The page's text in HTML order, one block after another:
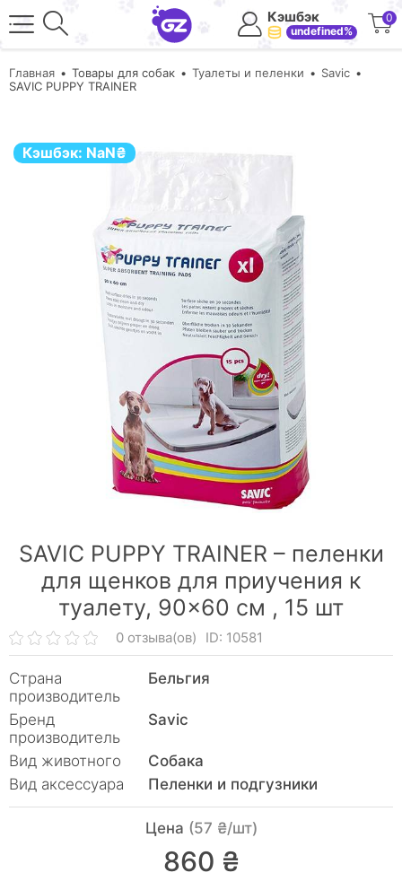
Кэшбэк
undefined%
0
Главная Товары для собак Туалеты и пеленки
Savic
SAVIC PUPPY TRAINER
Кэшбэк: NaN₴
SAVIC PUPPY TRAINER – пеленки
для щенков для приучения к
туалету, 90×60 см , 15 шт
0 отзыва(ов) ID: 10581
Страна
производитель
Бельгия
Бренд
производитель
Savic
Вид животного
Собака
Вид аксессуара
Пеленки и подгузники
Цена (57 ₴/шт)
860 ₴